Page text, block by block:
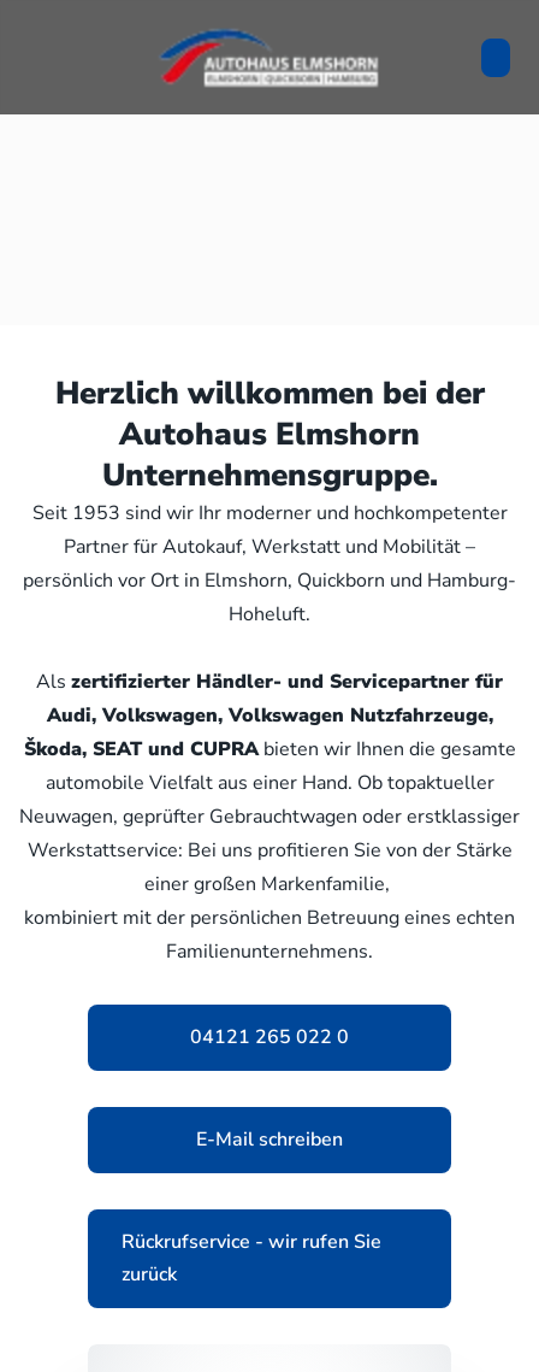
Herzlich willkommen bei der
Autohaus Elmshorn
Unternehmensgruppe.
Seit 1953 sind wir Ihr moderner und hochkompetenter
Partner für Autokauf, Werkstatt und Mobilität –
persönlich vor Ort in Elmshorn, Quickborn und Hamburg-
Hoheluft.
Als zertifizierter Händler- und Servicepartner für
Audi, Volkswagen, Volkswagen Nutzfahrzeuge,
Škoda, SEAT und CUPRAbieten wir Ihnen die gesamte
automobile Vielfalt aus einer Hand. Ob topaktueller
Neuwagen, geprüfter Gebrauchtwagen oder erstklassiger
Werkstattservice: Bei uns profitieren Sie von der Stärke
einer großen Markenfamilie,
kombiniert mit der persönlichen Betreuung eines echten
Familienunternehmens.
04121 265 022 0
E-Mail schreiben
Rückrufservice - wir rufen Sie
zurück